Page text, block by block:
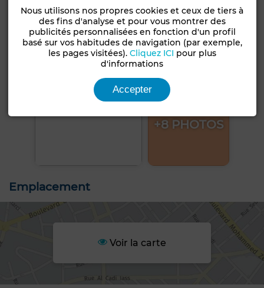
+8 PHOTOS
Emplacement
Voir la carte
Nous utilisons nos propres cookies et ceux de tiers à
des fins d'analyse et pour vous montrer des
publicités personnalisées en fonction d'un profil
basé sur vos habitudes de navigation (par exemple,
les pages visitées). Cliquez ICI pour plus
d'informations
Accepter